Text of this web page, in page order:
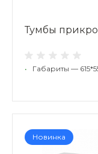
Тумбы
• Габариты —
Новинка